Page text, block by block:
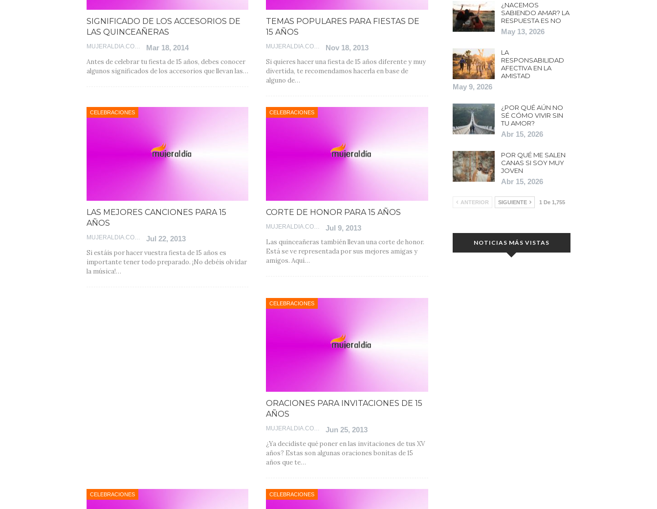
SIGNIFICADO DE LOS ACCESORIOS DE
LAS QUINCEAÑERAS
Mar 18, 2014
Antes de celebrar tu fiesta de 15 años, debes conocer
algunos significados de los accesorios que llevan las…
TEMAS POPULARES PARA FIESTAS DE
15 AÑOS
Nov 18, 2013
Si quieres hacer una fiesta de 15 años diferente y muy
divertida, te recomendamos hacerla en base de
alguno de…
CELEBRACIONES
LAS MEJORES CANCIONES PARA 15
AÑOS
MUJERALDIA.COM
Jul 22, 2013
Si estáis por hacer vuestra fiesta de 15 años es
importante tener todo preparado. ¡No debéis olvidar
la música!…
CELEBRACIONES
CORTE DE HONOR PARA 15 AÑOS
MUJERALDIA.COM
Jul 9, 2013
Las quinceañeras también llevan una corte de honor.
Está se ve representada por sus mejores amigas y
amigos. Aquí…
CELEBRACIONES
ORACIONES PARA INVITACIONES DE 15
AÑOS
MUJERALDIA.COM
Jun 25, 2013
¿Ya decidiste qué poner en las invitaciones de tus XV
años? Estas son algunas oraciones bonitas de 15
años que te…
CELEBRACIONES CELEBRACIONES
¿NACEMOS
SABIENDO AMAR? LA
RESPUESTA ES NO
May 13, 2026
LA
RESPONSABILIDAD
AFECTIVA EN LA
AMISTAD
May 9, 2026
¿POR QUÉ AÚN NO
SÉ CÓMO VIVIR SIN
TU AMOR?
Abr 15, 2026
POR QUÉ ME SALEN
CANAS SI SOY MUY
JOVEN
Abr 15, 2026
ANTERIOR SIGUIENTE 1 De 1,755
NOTICIAS MÁS VISTAS